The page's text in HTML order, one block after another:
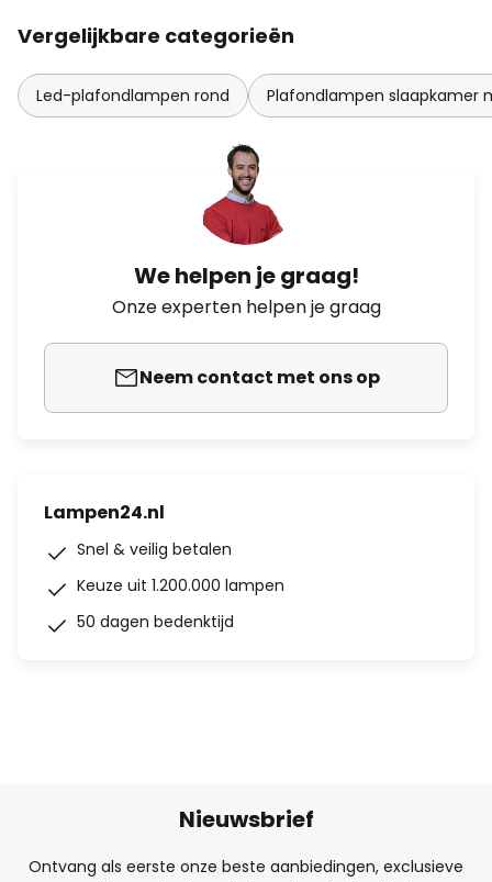
Vergelijkbare categorieën
Led-plafondlampen rond Plafondlampen slaapkamer
We helpen je graag!
Onze experten helpen je graag
Neem contact met ons op
Lampen24.nl
Snel & veilig betalen
Keuze uit 1.200.000 lampen
50 dagen bedenktijd
Nieuwsbrief
Ontvang als eerste onze beste aanbiedingen, exclusieve